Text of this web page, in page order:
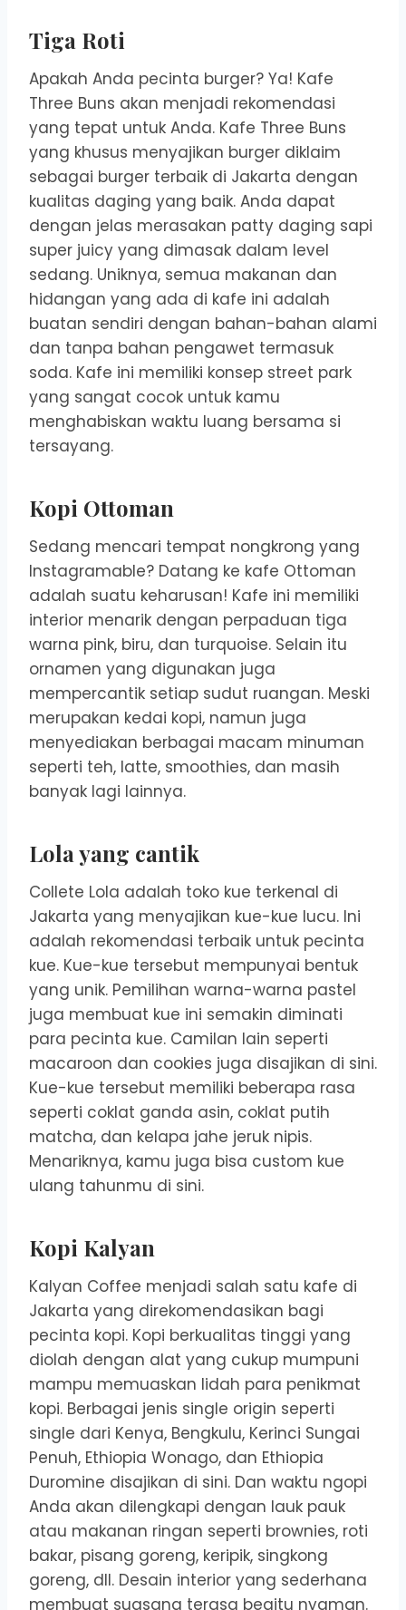
Tiga Roti
Apakah Anda pecinta burger? Ya! Kafe
Three Buns akan menjadi rekomendasi
yang tepat untuk Anda. Kafe Three Buns
yang khusus menyajikan burger diklaim
sebagai burger terbaik di Jakarta dengan
kualitas daging yang baik. Anda dapat
dengan jelas merasakan patty daging sapi
super juicy yang dimasak dalam level
sedang. Uniknya, semua makanan dan
hidangan yang ada di kafe ini adalah
buatan sendiri dengan bahan-bahan alami
dan tanpa bahan pengawet termasuk
soda. Kafe ini memiliki konsep street park
yang sangat cocok untuk kamu
menghabiskan waktu luang bersama si
tersayang.
Kopi Ottoman
Sedang mencari tempat nongkrong yang
Instagramable? Datang ke kafe Ottoman
adalah suatu keharusan! Kafe ini memiliki
interior menarik dengan perpaduan tiga
warna pink, biru, dan turquoise. Selain itu
ornamen yang digunakan juga
mempercantik setiap sudut ruangan. Meski
merupakan kedai kopi, namun juga
menyediakan berbagai macam minuman
seperti teh, latte, smoothies, dan masih
banyak lagi lainnya.
Lola yang cantik
Collete Lola adalah toko kue terkenal di
Jakarta yang menyajikan kue-kue lucu. Ini
adalah rekomendasi terbaik untuk pecinta
kue. Kue-kue tersebut mempunyai bentuk
yang unik. Pemilihan warna-warna pastel
juga membuat kue ini semakin diminati
para pecinta kue. Camilan lain seperti
macaroon dan cookies juga disajikan di sini.
Kue-kue tersebut memiliki beberapa rasa
seperti coklat ganda asin, coklat putih
matcha, dan kelapa jahe jeruk nipis.
Menariknya, kamu juga bisa custom kue
ulang tahunmu di sini.
Kopi Kalyan
Kalyan Coffee menjadi salah satu kafe di
Jakarta yang direkomendasikan bagi
pecinta kopi. Kopi berkualitas tinggi yang
diolah dengan alat yang cukup mumpuni
mampu memuaskan lidah para penikmat
kopi. Berbagai jenis single origin seperti
single dari Kenya, Bengkulu, Kerinci Sungai
Penuh, Ethiopia Wonago, dan Ethiopia
Duromine disajikan di sini. Dan waktu ngopi
Anda akan dilengkapi dengan lauk pauk
atau makanan ringan seperti brownies, roti
bakar, pisang goreng, keripik, singkong
goreng, dll. Desain interior yang sederhana
membuat suasana terasa begitu nyaman.